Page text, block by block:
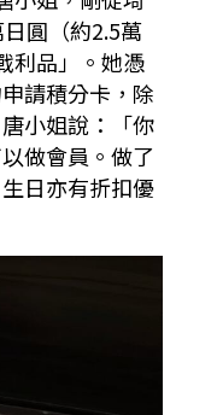
圓（約2.5萬
利品」。她憑
請積分卡，除
小姐說：「你
做會員。做了
日亦有折扣優